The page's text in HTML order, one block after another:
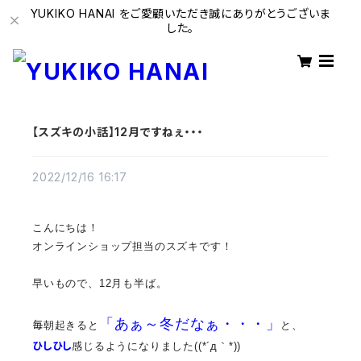
YUKIKO HANAI をご愛顧いただき誠にありがとうございま
した。
【スズキの小話】12月ですねぇ・・・
2022/12/16 16:17
こんにちは！
オンラインショップ担当のスズキです！
早いもので、12月も半ば。
毎朝起きると 「あぁ～冬だなぁ・・・」 と、
ひしひし感じるようになりました((*´д｀*))